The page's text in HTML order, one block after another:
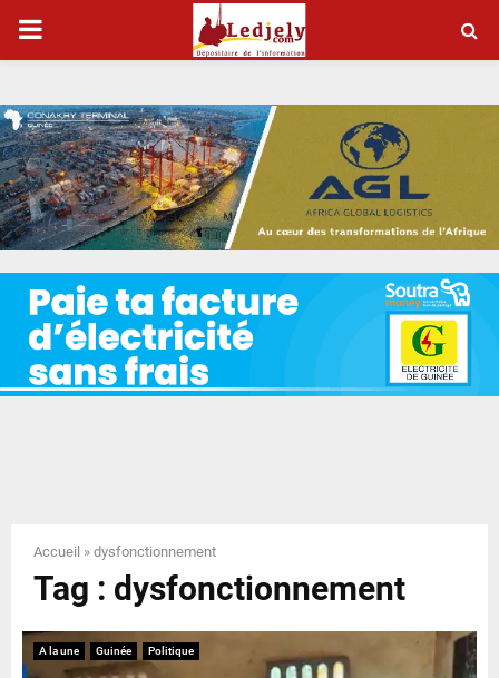
P
I
M
A
R
Y
N
U
Accueil » dysfonctionnement
Tag : dysfonctionnement
A la une Guinée Politique